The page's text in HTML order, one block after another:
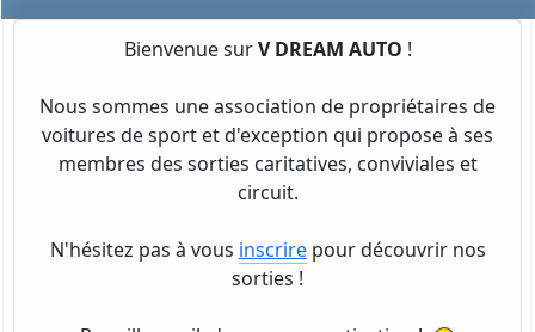
Bienvenue surV DREAM AUTO !
Nous sommes une association de propriétaires de
voitures de sport et d'exception qui propose à ses
membres des sorties caritatives, conviviales et
circuit.
N'hésitez pas à vous inscrirepour découvrir nos
sorties !